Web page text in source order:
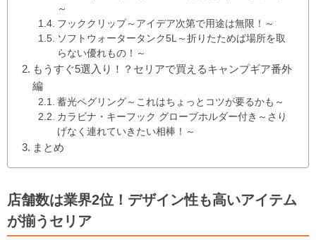
～
フッククリップ～アイデア次第で用途は無限！～
ソフトウォータータンク5L～折りたためば場所を取
らない優れもの！～
もうすぐ5選入り！？セリアで買えるキャンプギア番外
編
蓄光ペグリング～これはちょっとコツが要るかも～
カラビナ・キーフック グローブホルダー付き～さり
げなく連れていきたい相棒！～
まとめ
店舗数は業界2位！デザイン性も高いアイテム
が揃うセリア